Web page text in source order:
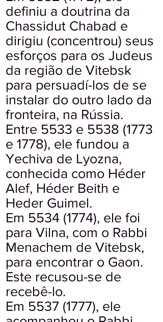
definiu a doutrina da
Chassidut Chabad e
dirigiu (concentrou) seus
esforços para os Judeus
da região de Vitebsk
para persuadí-los de se
instalar do outro lado da
fronteira, na Rússia.
Entre 5533 e 5538 (1773
e 1778), ele fundou a
Yechiva de Lyozna,
conhecida como Héder
Alef, Héder Beith e
Heder Guimel.
Em 5534 (1774), ele foi
para Vilna, com o Rabbi
Menachem de Vitebsk,
para encontrar o Gaon.
Este recusou-se de
recebê-lo.
Em 5537 (1777), ele